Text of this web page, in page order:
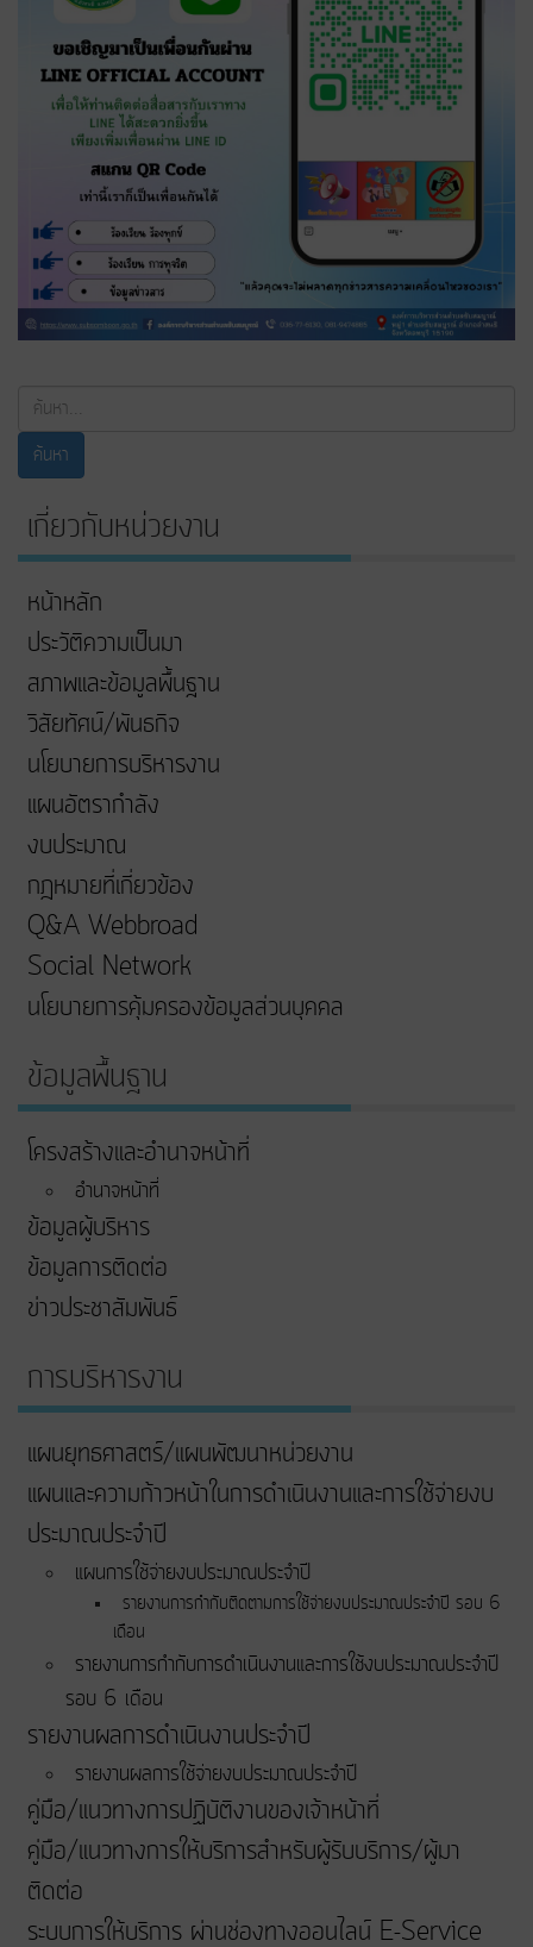
ค้นหา...
ค้นหา
เกี่ยวกับหน่วยงาน
หน้าหลัก
ประวัติความเป็นมา
สภาพและข้อมูลพื้นฐาน
วิสัยทัศน์/พันธกิจ
นโยบายการบริหารงาน
แผนอัตรากำลัง
งบประมาณ
กฎหมายที่เกี่ยวข้อง
Q&A Webbroad
Social Network
นโยบายการคุ้มครองข้อมูลส่วนบุคคล
ข้อมูลพื้นฐาน
โครงสร้างและอำนาจหน้าที่
อำนาจหน้าที่
ข้อมูลผู้บริหาร
ข้อมูลการติดต่อ
ข่าวประชาสัมพันธ์
การบริหารงาน
แผนยุทธศาสตร์/แผนพัฒนาหน่วยงาน
แผนและความก้าวหน้าในการดําเนินงานและการใช้จ่ายงบ
ประมาณประจําปี
แผนการใช้จ่ายงบประมาณประจำปี
รายงานการกำกับติดตามการใช้จ่ายงบประมาณประจำปี รอบ 6
เดือน
รายงานการกำกับการดำเนินงานและการใช้งบประมาณประจำปี
รอบ 6 เดือน
รายงานผลการดำเนินงานประจำปี
รายงานผลการใช้จ่ายงบประมาณประจำปี
คู่มือ/แนวทางการปฏิบัติงานของเจ้าหน้าที่
คู่มือ/แนวทางการให้บริการสำหรับผู้รับบริการ/ผู้มา
ติดต่อ
ระบบการให้บริการ ผ่านช่องทางออนไลน์ E-Service